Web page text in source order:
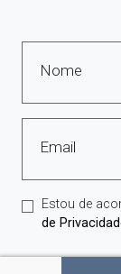
Nome
Email
Estou de
de